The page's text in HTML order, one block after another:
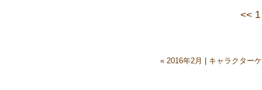
<< 1
« 2016年2月 キャラクター